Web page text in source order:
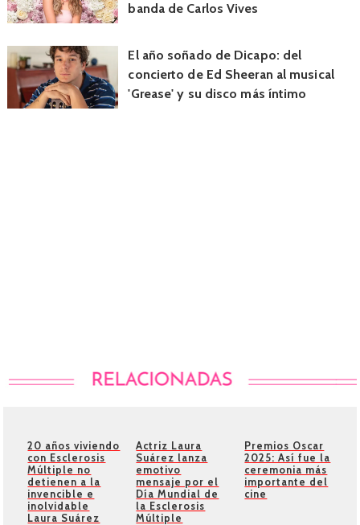
banda de Carlos Vives
El año soñado de Dicapo: del
concierto de Ed Sheeran al musical
'Grease' y su disco más íntimo
20 años viviendo
con Esclerosis
Múltiple no
detienen a la
invencible e
inolvidable
Laura Suárez
Actriz Laura
Suárez lanza
emotivo
mensaje por el
Día Mundial de
la Esclerosis
Múltiple
Premios Oscar
2025: Así fue la
ceremonia más
importante del
cine